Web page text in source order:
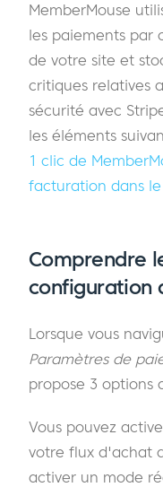
MemberMouse
les paiements par
de votre site et
critiques relatives
sécurité avec
les éléments
1 clic de
facturation dans le
Comprendre
configuration
Lorsque vous
Paramètres de
propose 3 options
Vous pouvez
votre flux d'achat
activer un mode